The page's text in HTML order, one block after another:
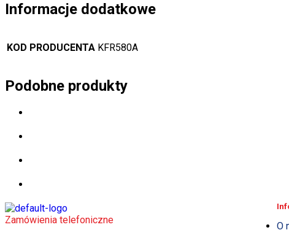
Informacje dodatkowe
KOD PRODUCENTA KFR580A
Podobne produkty
Zamówienia telefoniczne
O